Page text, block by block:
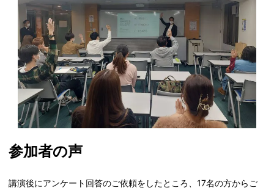
参加者の声
講演後にアンケート回答のご依頼をしたところ、17名の方からご